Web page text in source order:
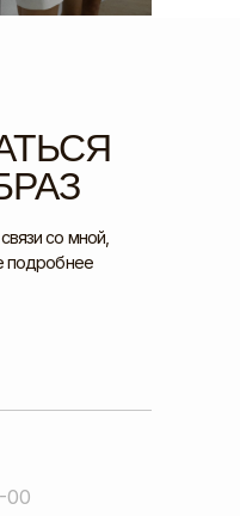
со мной,
подробнее